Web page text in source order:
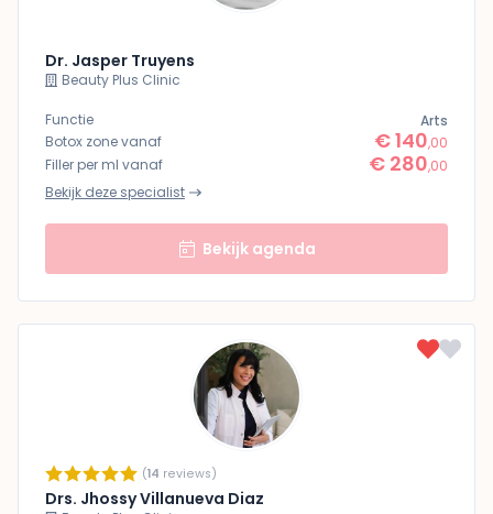
Dr. Jasper Truyens
Beauty Plus Clinic
Functie
Arts
Botox zone vanaf
€ 140,00
Filler per ml vanaf
€ 280,00
Bekijk deze specialist
Bekijk agenda
(14 reviews)
Drs. Jhossy Villanueva Diaz